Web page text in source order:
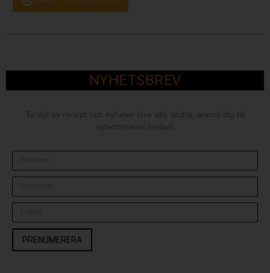
NYHETSBREV
Ta del av recept och nyheter före alla andra, anmäl dig till
nyhetsbrevet nedan!
PRENUMERERA